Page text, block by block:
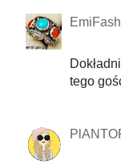
tego